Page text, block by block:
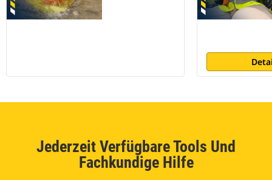
Jederzeit Verfügbare Tools Und
Fachkundige Hilfe